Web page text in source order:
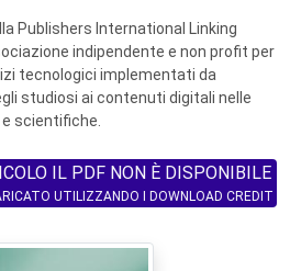
Publishers International Linking
indipendente e non profit per
tecnologici implementati da
studiosi ai contenuti digitali nelle
scientifiche.
IL PDF NON È DISPONIBILE
UTILIZZANDO I DOWNLOAD CREDIT